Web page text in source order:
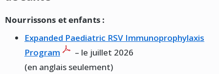
Nourrissons et enfants :
Expanded Paediatric RSV Immunoprophylaxis
Program
– le juillet 2026
(en anglais seulement)